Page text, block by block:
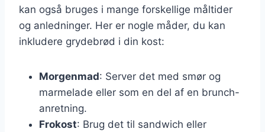
kan også bruges i mange forskellige måltider
og anledninger. Her er nogle måder, du kan
inkludere grydebrød i din kost:
Morgenmad: Server det med smør og
marmelade eller som en del af en brunch-
anretning.
Frokost: Brug det til sandwich eller